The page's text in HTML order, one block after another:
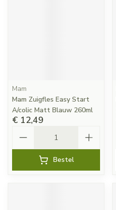
Mam
Mam Zuigfles Easy Start
A/colic Matt Blauw 260ml
€ 12,49
Bestel